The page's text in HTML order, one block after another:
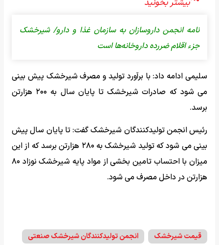
نامه انجمن داروسازان به سازمان غذا و دارو/ شیرخشک
جزء اقلام ضررده داروخانه‌ها است
سلیمی ادامه داد: با برآورد تولید و مصرف شیرخشک پیش بینی
می شود که صادرات شیرخشک تا پایان سال به ۲۰۰ هزارتن
برسد.
رئیس انجمن تولیدکنندگان شیرخشک گفت: تا پایان سال پیش
بینی می شود که تولید شیرخشک به ۲۸۰ هزارتن برسد که از این
میزان با احتساب تامین بخشی از مواد پایه شیرخشک نوزاد ۸۰
هزارتن در داخل مصرف می شود.
قیمت شیرخشک انجمن تولیدکنندگان شیرخشک صنعتی